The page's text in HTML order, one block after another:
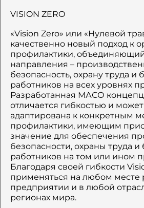
VISION ZERO
«Vision Zero» или «Нулевой
качественно новый подход к
профилактики,
направления –
безопасность, охрану труда и
работников на всех уровнях
Разработанная МАСО
отличается гибкостью и
адаптирована к конкретным
профилактики, имеющим
значение для обеспечения
безопасности, охраны труда и
работников на том или ином
Благодаря своей гибкости
применяться на любом месте
предприятии и в любой
регионах мира.